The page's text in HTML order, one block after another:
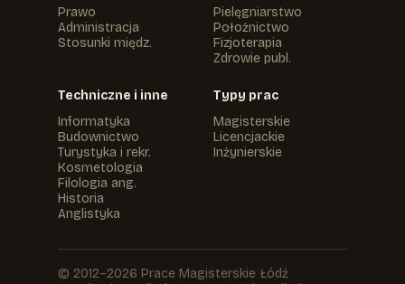
Prawo
Administracja
Stosunki międz.
Pielęgniarstwo
Położnictwo
Fizjoterapia
Zdrowie publ.
Techniczne i inne
Informatyka
Budownictwo
Turystyka i rekr.
Kosmetologia
Filologia ang.
Historia
Anglistyka
Typy prac
Magisterskie
Licencjackie
Inżynierskie
© 2012–2026 Prace Magisterskie Łódź